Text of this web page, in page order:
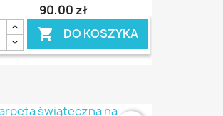
90,00 zł
 DO KOSZYKA